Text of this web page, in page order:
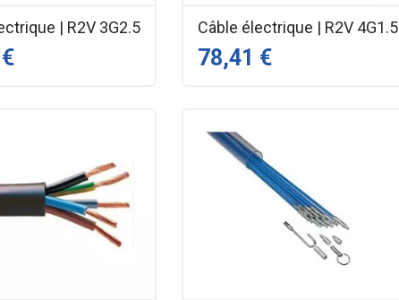
| R2V 3G2.5 Câble électrique | R2V 4G1.5
78,41 €